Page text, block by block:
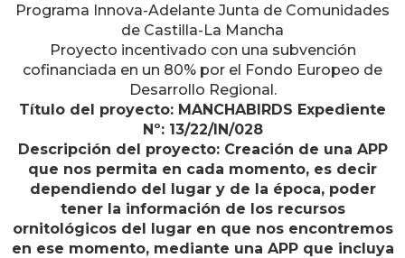
Programa Innova-Adelante Junta de Comunidades
de Castilla-La Mancha
Proyecto incentivado con una subvención
cofinanciada en un 80% por el Fondo Europeo de
Desarrollo Regional.
Título del proyecto: MANCHABIRDS Expediente
Nº: 13/22/IN/028
Descripción del proyecto: Creación de una APP
que nos permita en cada momento, es decir
dependiendo del lugar y de la época, poder
tener la información de los recursos
ornitológicos del lugar en que nos encontremos
en ese momento, mediante una APP que incluya